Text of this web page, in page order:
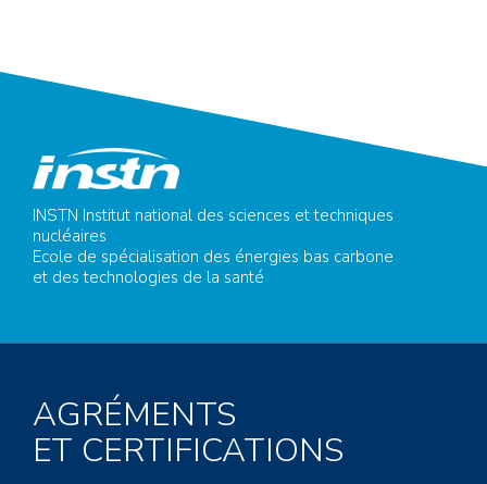
INSTN Institut national des sciences et techniques
nucléaires
Ecole de spécialisation des énergies bas carbone
et des technologies de la santé
AGRÉMENTS
ET CERTIFICATIONS